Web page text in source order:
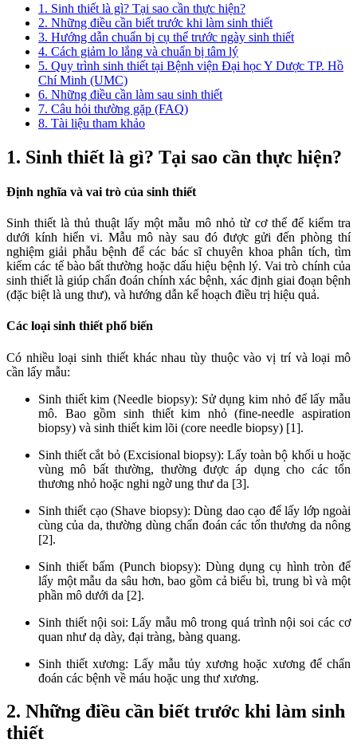
1. Sinh thiết là gì? Tại sao cần thực hiện?
2. Những điều cần biết trước khi làm sinh thiết
3. Hướng dẫn chuẩn bị cụ thể trước ngày sinh thiết
4. Cách giảm lo lắng và chuẩn bị tâm lý
5. Quy trình sinh thiết tại Bệnh viện Đại học Y Dược TP. Hồ
Chí Minh (UMC)
6. Những điều cần làm sau sinh thiết
7. Câu hỏi thường gặp (FAQ)
8. Tài liệu tham khảo
1. Sinh thiết là gì? Tại sao cần thực hiện?
Định nghĩa và vai trò của sinh thiết
Sinh thiết là thủ thuật lấy một mẫu mô nhỏ từ cơ thể để kiểm tra
dưới kính hiển vi. Mẫu mô này sau đó được gửi đến phòng thí
nghiệm giải phẫu bệnh để các bác sĩ chuyên khoa phân tích, tìm
kiếm các tế bào bất thường hoặc dấu hiệu bệnh lý. Vai trò chính của
sinh thiết là giúp chẩn đoán chính xác bệnh, xác định giai đoạn bệnh
(đặc biệt là ung thư), và hướng dẫn kế hoạch điều trị hiệu quả.
Các loại sinh thiết phổ biến
Có nhiều loại sinh thiết khác nhau tùy thuộc vào vị trí và loại mô
cần lấy mẫu:
Sinh thiết kim (Needle biopsy): Sử dụng kim nhỏ để lấy mẫu
mô. Bao gồm sinh thiết kim nhỏ (fine-needle aspiration
biopsy) và sinh thiết kim lõi (core needle biopsy) [1].
Sinh thiết cắt bỏ (Excisional biopsy): Lấy toàn bộ khối u hoặc
vùng mô bất thường, thường được áp dụng cho các tổn
thương nhỏ hoặc nghi ngờ ung thư da [3].
Sinh thiết cạo (Shave biopsy): Dùng dao cạo để lấy lớp ngoài
cùng của da, thường dùng chẩn đoán các tổn thương da nông
[2].
Sinh thiết bấm (Punch biopsy): Dùng dụng cụ hình tròn để
lấy một mẫu da sâu hơn, bao gồm cả biểu bì, trung bì và một
phần mô dưới da [2].
Sinh thiết nội soi: Lấy mẫu mô trong quá trình nội soi các cơ
quan như dạ dày, đại tràng, bàng quang.
Sinh thiết xương: Lấy mẫu tủy xương hoặc xương để chẩn
đoán các bệnh về máu hoặc ung thư xương.
2. Những điều cần biết trước khi làm sinh
thiết